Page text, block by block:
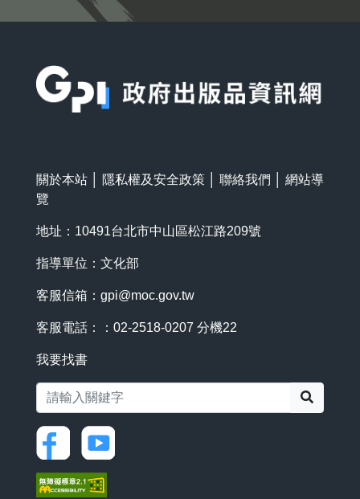
關於本站 隱私權及安全政策 聯絡我們
網站導
覽
地址：10491台北市中山區松江路209號
指導單位：文化部
客服信箱： gpi@moc.gov.tw
客服電話：：02-2518-0207 分機22
我要找書